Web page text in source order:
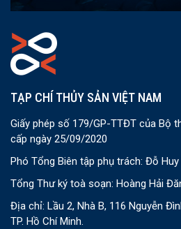
TẠP CHÍ THỦY SẢN VIỆT NAM
Giấy phép số 179/GP-TTĐT của Bộ
cấp ngày 25/09/2020
Phó Tổng Biên tập phụ trách: Đỗ Huy
Tổng Thư ký toà soạn: Hoàng Hải
Địa chỉ: Lầu 2, Nhà B, 116 Nguyễn
TP. Hồ Chí Minh.